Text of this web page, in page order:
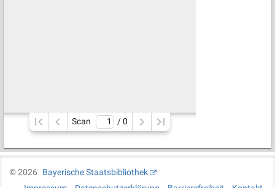
Scan / 0
©2026
Bayerische Staatsbibliothek